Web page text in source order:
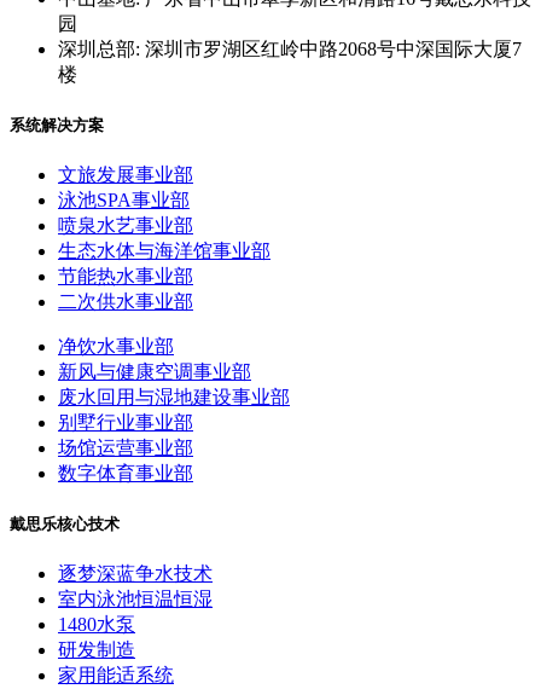
园
深圳总部: 深圳市罗湖区红岭中路2068号中深国际大厦7
楼
系统解决方案
文旅发展事业部
泳池SPA事业部
喷泉水艺事业部
生态水体与海洋馆事业部
节能热水事业部
二次供水事业部
净饮水事业部
新风与健康空调事业部
废水回用与湿地建设事业部
别墅行业事业部
场馆运营事业部
数字体育事业部
戴思乐核心技术
逐梦深蓝争水技术
室内泳池恒温恒湿
1480水泵
研发制造
家用能适系统